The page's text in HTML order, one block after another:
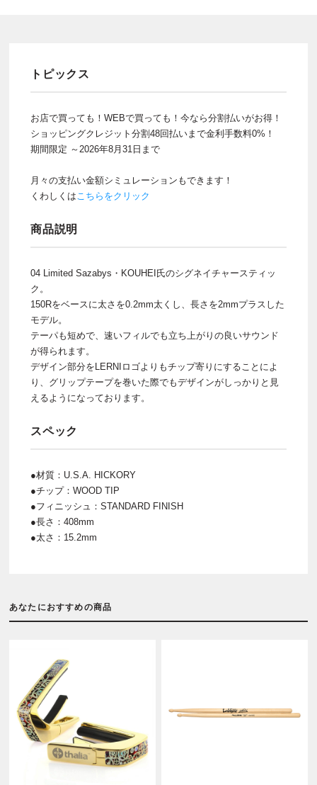
トピックス
お店で買っても！WEBで買っても！今なら分割払いがお得！
ショッピングクレジット分割48回払いまで金利手数料0%！
期間限定 ～2026年8月31日まで
月々の支払い金額シミュレーションもできます！
くわしくはこちらをクリック
商品説明
04 Limited Sazabys・KOUHEI氏のシグネイチャースティッ
ク。
150Rをベースに太さを0.2mm太くし、長さを2mmプラスした
モデル。
テーパも短めで、速いフィルでも立ち上がりの良いサウンド
が得られます。
デザイン部分をLERNIロゴよりもチップ寄りにすることによ
り、グリップテープを巻いた際でもデザインがしっかりと見
えるようになっております。
スペック
●材質：U.S.A. HICKORY
●チップ：WOOD TIP
●フィニッシュ：STANDARD FINISH
●長さ：408mm
●太さ：15.2mm
あなたにおすすめの商品